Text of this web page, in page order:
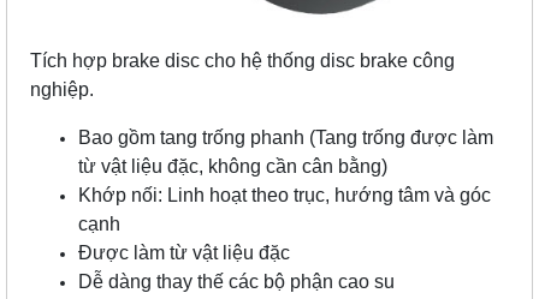
Tích hợp brake disc cho hệ thống disc brake công
nghiệp.
Bao gồm tang trống phanh (Tang trống được làm
từ vật liệu đặc, không cần cân bằng)
Khớp nối: Linh hoạt theo trục, hướng tâm và góc
cạnh
Được làm từ vật liệu đặc
Dễ dàng thay thế các bộ phận cao su